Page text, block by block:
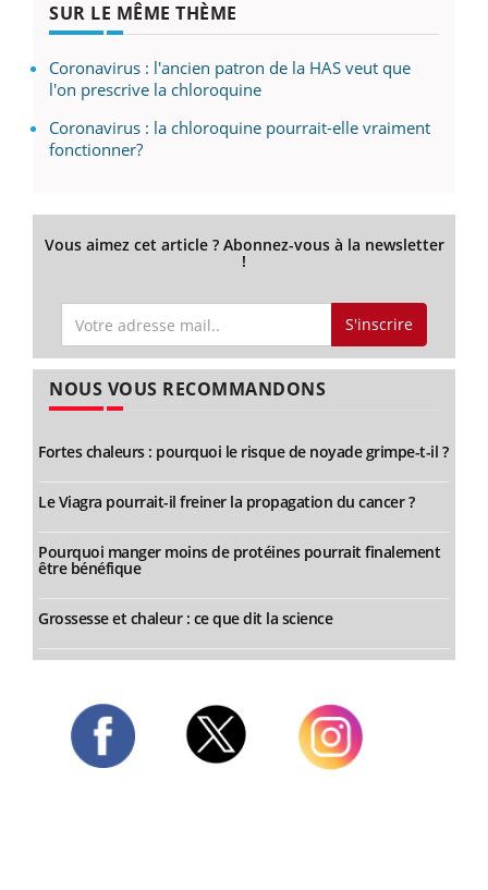
SUR LE MÊME THÈME
Coronavirus : l'ancien patron de la HAS veut que
l'on prescrive la chloroquine
Coronavirus : la chloroquine pourrait-elle vraiment
fonctionner?
Vous aimez cet article ? Abonnez-vous à la newsletter
!
S'inscrire
NOUS VOUS RECOMMANDONS
Fortes chaleurs : pourquoi le risque de noyade grimpe-t-il ?
Le Viagra pourrait-il freiner la propagation du cancer ?
Pourquoi manger moins de protéines pourrait finalement
être bénéfique
Grossesse et chaleur : ce que dit la science